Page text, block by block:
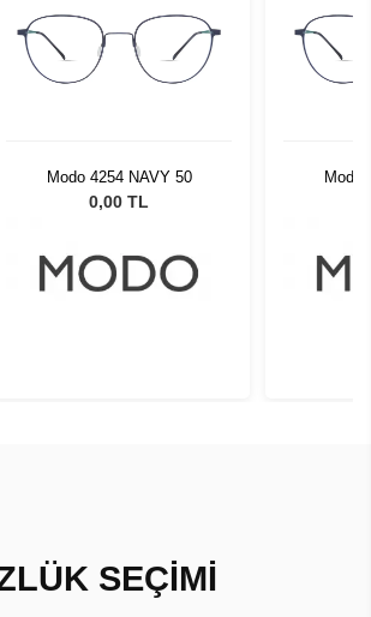
Modo 4254 NAVY 50
0,00 TL
Modo
SEÇİMİ